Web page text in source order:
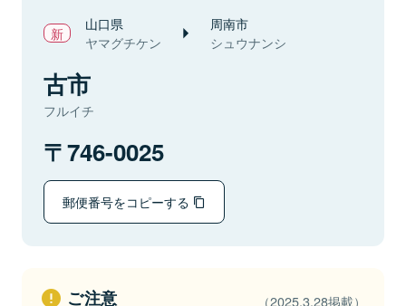
山口県
ヤマグチケン
周南市
シュウナンシ
古市
フルイチ
746-0025
郵便番号をコピーする
ご注意 （2025.3.28掲載）